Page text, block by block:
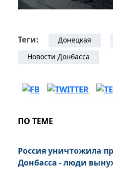
Теги: Донецкая
Новости Донбасса
ПО ТЕМЕ
Россия уничтожила
Донбасса - люди